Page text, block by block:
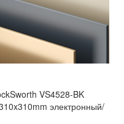
VS4528-BK
электронный/